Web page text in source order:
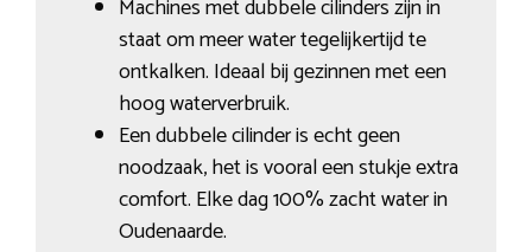
Machines met dubbele cilinders zijn in
staat om meer water tegelijkertijd te
ontkalken. Ideaal bij gezinnen met een
hoog waterverbruik.
Een dubbele cilinder is echt geen
noodzaak, het is vooral een stukje extra
comfort. Elke dag 100% zacht water in
Oudenaarde.